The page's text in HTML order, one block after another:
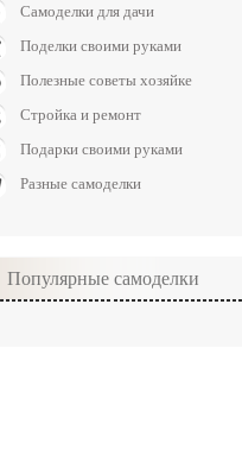
Самоделки для дачи
Поделки своими руками
Полезные советы хозяйке
Стройка и ремонт
Подарки своими руками
Разные самоделки
Популярные самоделки